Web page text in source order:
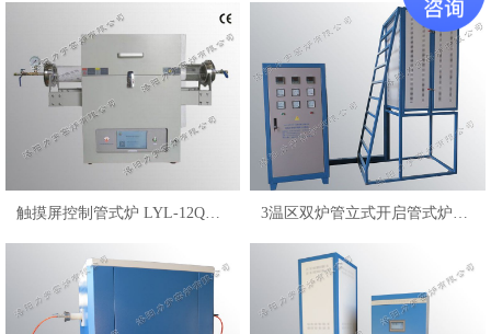
触摸屏控制管式炉 LYL-12QKML 3温区双炉管立式开启管式炉LYL-17VG